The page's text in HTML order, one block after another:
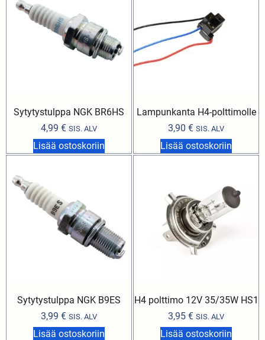
Sytytystulppa NGK BR6HS
4,99 € SIS. ALV
Lisää ostoskoriin
Lampunkanta H4-polttimolle
3,90 € SIS. ALV
Lisää ostoskoriin
Sytytystulppa NGK B9ES
3,99 € SIS. ALV
Lisää ostoskoriin
H4 polttimo 12V 35/35W HS1
3,95 € SIS. ALV
Lisää ostoskoriin